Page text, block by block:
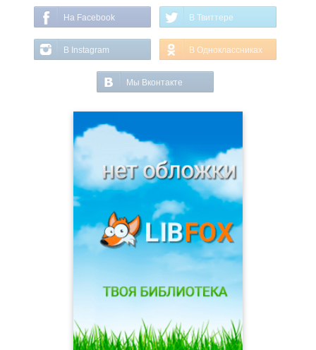
На Facebook В Твиттере
В Instagram В Одноклассниках
Мы Вконтакте